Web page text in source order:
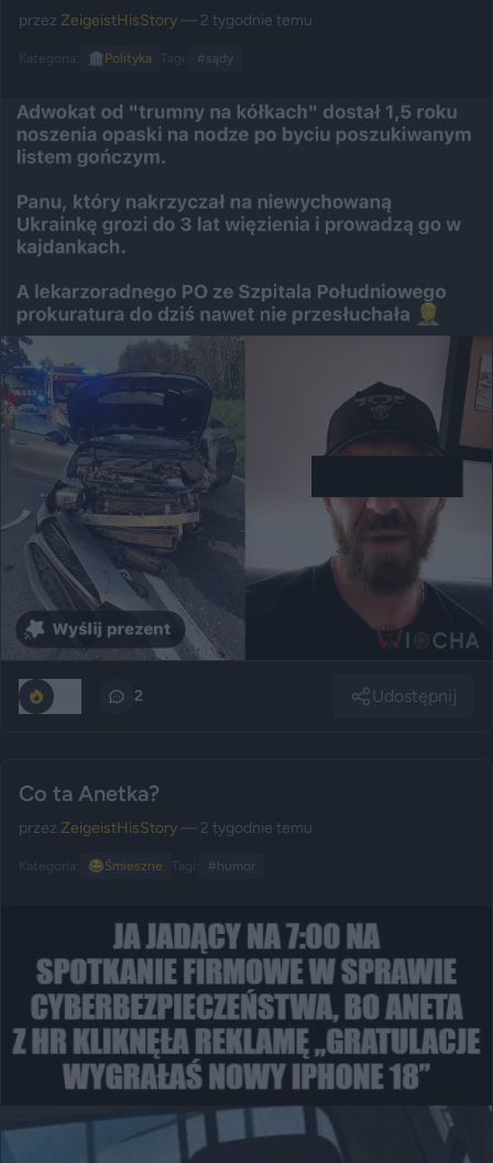
przez ZeigeistHisStory— 2 tygodnie temu
Kategoria: 🏛️ Polityka Tagi: #sądy
2 Udostępnij
Co ta Anetka?
przez ZeigeistHisStory— 2 tygodnie temu
Kategoria: 😂Śmieszne Tagi: #humor